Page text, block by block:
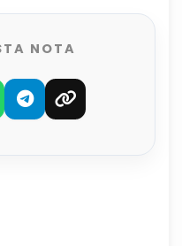
NOTA